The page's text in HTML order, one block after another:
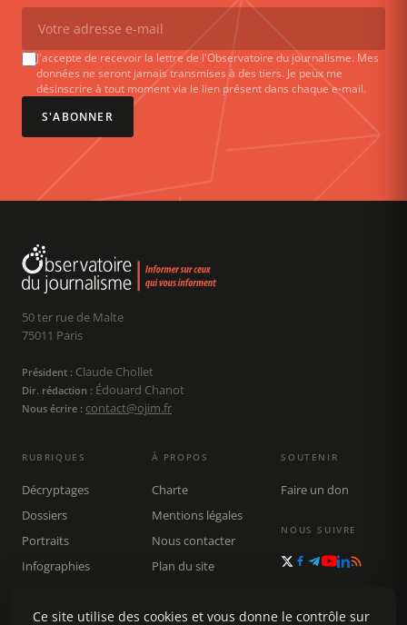
J'accepte de recevoir la lettre de l'Observatoire du journalisme. Mes
données ne seront jamais transmises à des tiers. Je peux me
désinscrire à tout moment via le lien présent dans chaque e-mail.
S'ABONNER
50 ter rue de Malte
75011 Paris
Président : Claude Chollet
Dir. rédaction : Édouard Chanot
Nous écrire : contact@ojim.fr
RUBRIQUES
Décryptages
Dossiers
Portraits
Infographies
Rechercher
À PROPOS
Charte
Mentions légales
Nous contacter
Plan du site
SOUTENIR
Faire un don
NOUS SUIVRE
Ce site utilise des cookies et vous donne le contrôle sur